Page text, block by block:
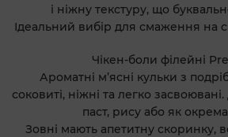
і ніжну текстуру, що
Ідеальний вибір для смаження на
Чікен-боли філейні
Ароматні м’ясні кульки з
соковиті, ніжні та легко
паст, рису або як
Зовні мають апетитну скоринку,